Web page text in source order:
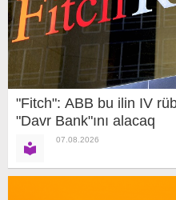
"Fitch": ABB bu ilin IV
"Davr Bank"ını alacaq
07.08.2026